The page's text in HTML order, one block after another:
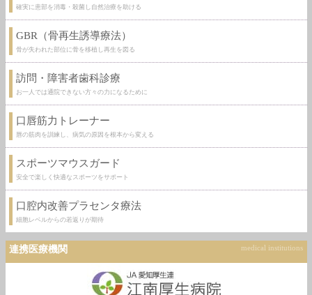
確実に患部を消毒・殺菌し自然治療を助ける
GBR（骨再生誘導療法）
骨が失われた部位に骨を移植し再生を図る
訪問・障害者歯科診療
お一人では通院できない方々の力になるために
口唇筋力トレーナー
唇の筋肉を訓練し、病気の原因を根本から変える
スポーツマウスガード
安全で楽しく快適なスポーツをサポート
口腔内改善プラセンタ療法
細胞レベルからの若返りが期待
連携医療機関 medical institutions